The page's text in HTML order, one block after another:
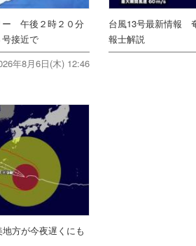
ー 午後２時２０分
接近で
年8月6日(木) 12:46
台風13号最新情報
報士解説
方が今夜遅くにも